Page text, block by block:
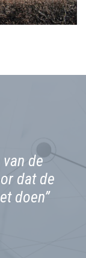
de
dat de
doen”